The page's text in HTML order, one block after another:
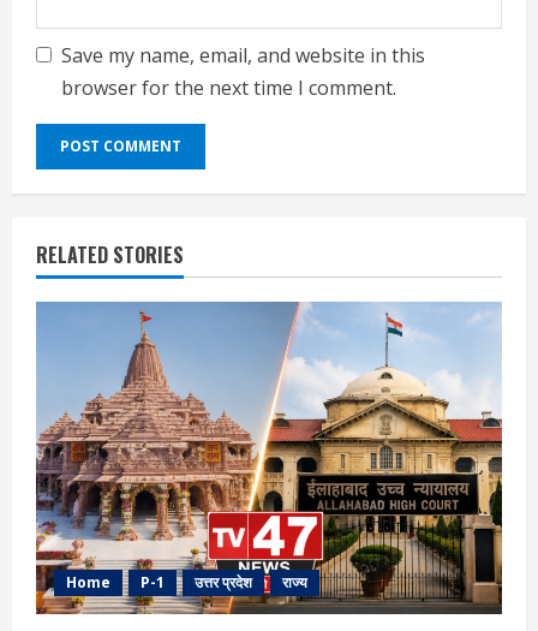
Save my name, email, and website in this
browser for the next time I comment.
RELATED STORIES
Home P-1 उत्तर प्रदेश राज्य